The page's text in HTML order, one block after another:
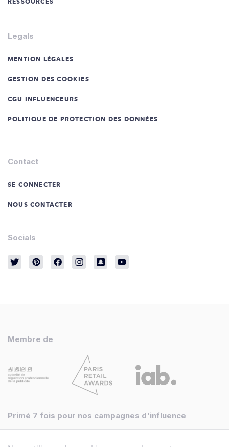
RESSOURCES
Legals
MENTION LÉGALES
GESTION DES COOKIES
CGU INFLUENCEURS
POLITIQUE DE PROTECTION DES DONNÉES
Contact
SE CONNECTER
NOUS CONTACTER
Socials
Membre de
Primé 7 fois pour nos campagnes d'influence